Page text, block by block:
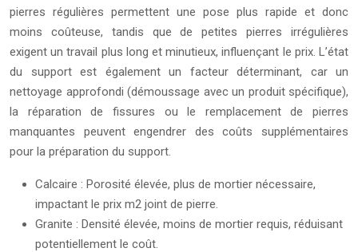
pierres régulières permettent une pose plus rapide et donc
moins coûteuse, tandis que de petites pierres irrégulières
exigent un travail plus long et minutieux, influençant le prix. L’état
du support est également un facteur déterminant, car un
nettoyage approfondi (démoussage avec un produit spécifique),
la réparation de fissures ou le remplacement de pierres
manquantes peuvent engendrer des coûts supplémentaires
pour la préparation du support.
Calcaire : Porosité élevée, plus de mortier nécessaire,
impactant le prix m2 joint de pierre.
Granite : Densité élevée, moins de mortier requis, réduisant
potentiellement le coût.